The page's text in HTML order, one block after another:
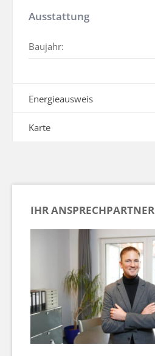
Ausstattung
Baujahr:
Energieausweis
Karte
IHR ANSPRECHPARTNER